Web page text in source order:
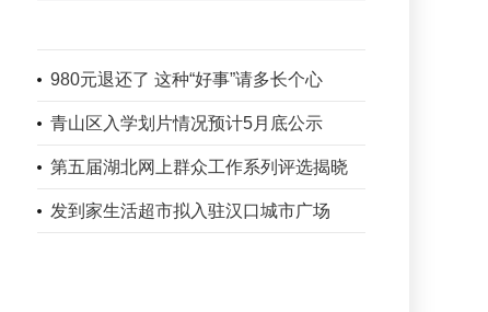
980元退还了 这种“好事”请多长个心
青山区入学划片情况预计5月底公示
第五届湖北网上群众工作系列评选揭晓
发到家生活超市拟入驻汉口城市广场